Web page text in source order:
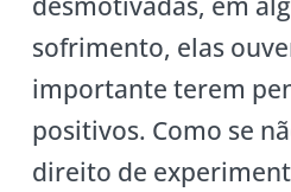
sofrimento, elas
importante terem
positivos. Como se
direito de